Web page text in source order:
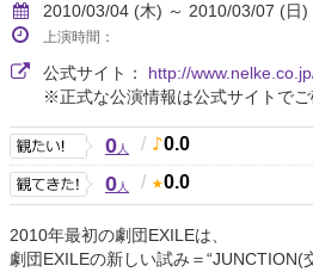
2010/03/04 (木) ～ 2010/03/07 (日)
上演時間：
公式サイト： http://
※正式な公演情報は公式サイトでご
0人 / 0.0
0人 / 0.0
2010年最初の劇団EXILEは、
劇団EXILEの新しい試み＝“JUNCTION(